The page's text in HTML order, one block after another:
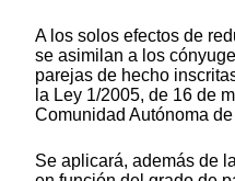
A los solos efectos de
se asimilan a los
parejas de hecho
la Ley 1/2005, de 16 de
Comunidad Autónoma
Se aplicará, además de